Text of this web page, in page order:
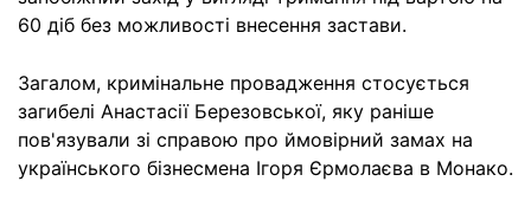
60 діб без можливості внесення застави.
Загалом, кримінальне провадження стосується
загибелі Анастасії Березовської, яку раніше
пов'язували зі справою про ймовірний замах на
українського бізнесмена Ігоря Єрмолаєва в Монако.